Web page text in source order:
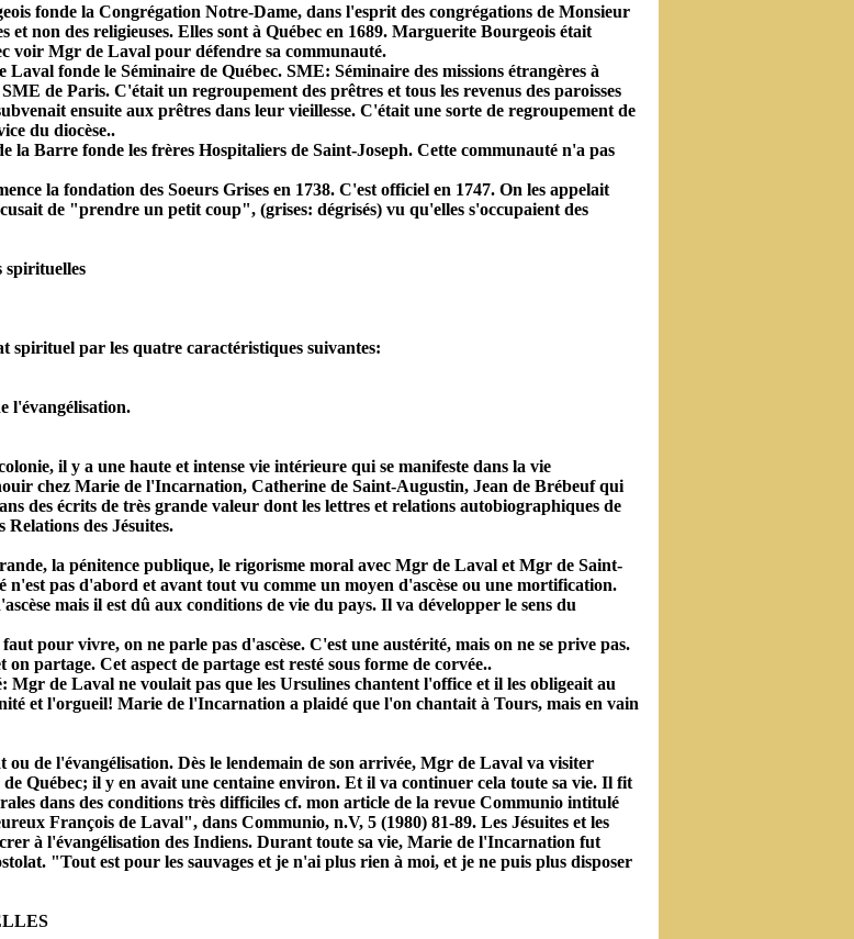
fonde la Congrégation Notre-Dame, dans l'esprit des congrégations de Monsieur
et non des religieuses. Elles sont à Québec en 1689. Marguerite Bourgeois était
voir Mgr de Laval pour défendre sa communauté.
Laval fonde le Séminaire de Québec. SME: Séminaire des missions étrangères à
de Paris. C'était un regroupement des prêtres et tous les revenus des paroisses
ensuite aux prêtres dans leur vieillesse. C'était une sorte de regroupement de
du diocèse..
la Barre fonde les frères Hospitaliers de Saint-Joseph. Cette communauté n'a pas
la fondation des Soeurs Grises en 1738. C'est officiel en 1747. On les appelait
de "prendre un petit coup", (grises: dégrisés) vu qu'elles s'occupaient des
spirituelles
spirituel par les quatre caractéristiques suivantes:
l'évangélisation.
il y a une haute et intense vie intérieure qui se manifeste dans la vie
chez Marie de l'Incarnation, Catherine de Saint-Augustin, Jean de Brébeuf qui
des écrits de très grande valeur dont les lettres et relations autobiographiques de
des Jésuites.
la pénitence publique, le rigorisme moral avec Mgr de Laval et Mgr de Saint-
n'est pas d'abord et avant tout vu comme un moyen d'ascèse ou une mortification.
mais il est dû aux conditions de vie du pays. Il va développer le sens du
pour vivre, on ne parle pas d'ascèse. C'est une austérité, mais on ne se prive pas.
partage. Cet aspect de partage est resté sous forme de corvée..
Mgr de Laval ne voulait pas que les Ursulines chantent l'office et il les obligeait au
et l'orgueil! Marie de l'Incarnation a plaidé que l'on chantait à Tours, mais en vain
ou de l'évangélisation. Dès le lendemain de son arrivée, Mgr de Laval va visiter
de Québec; il y en avait une centaine environ. Et il va continuer cela toute sa vie. Il fit
dans des conditions très difficiles cf. mon article de la revue Communio intitulé
François de Laval", dans Communio, n.V, 5 (1980) 81-89. Les Jésuites et les
à l'évangélisation des Indiens. Durant toute sa vie, Marie de l'Incarnation fut
"Tout est pour les sauvages et je n'ai plus rien à moi, et je ne puis plus disposer